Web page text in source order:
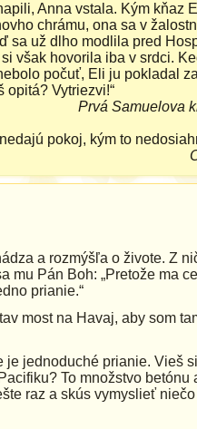
Anna vstala. Kým kňaz
chrámu, ona sa v
sa už dlho modlila pred
však hovorila iba v srdci.
počuť, Eli ju pokladal
opitá? Vytriezvi!“
Prvá Samuelova
pokoj, kým to
a rozmýšľa o živote. Z
mu Pán Boh: „Pretože ma
prianie.“
most na Havaj, aby som
je jednoduché prianie. Vieš
To množstvo betónu
raz a skús vymyslieť niečo